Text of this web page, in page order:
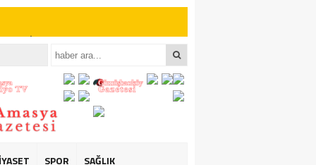
İçin Anlamlı
İçin Anlamlı
SPOR SAĞLIK